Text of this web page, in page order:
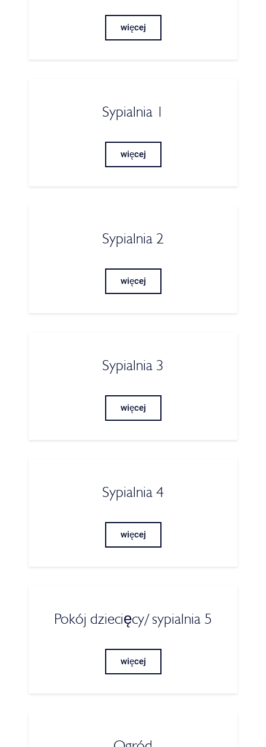
więcej
Sypialnia 1
więcej
Sypialnia 2
więcej
Sypialnia 3
więcej
Sypialnia 4
więcej
Pokój dziecięcy/ sypialnia 5
więcej